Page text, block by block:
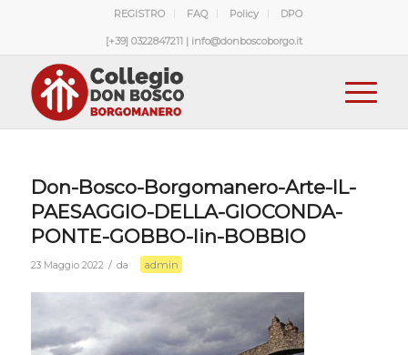
REGISTRO FAQ Policy DPO
[+39] 0322847211 | info@donboscoborgo.it
Don-Bosco-Borgomanero-Arte-IL-
PAESAGGIO-DELLA-GIOCONDA-
PONTE-GOBBO-Iin-BOBBIO
23 Maggio 2022 / da admin